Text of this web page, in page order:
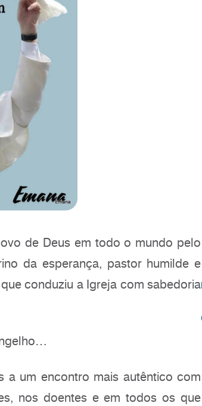
de Deus em todo o mundo pelo
da esperança, pastor humilde e
conduziu a Igreja com sabedoria
a um encontro mais autêntico com
nos doentes e em todos os que